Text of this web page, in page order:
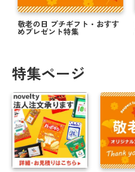
【購入者全員対象】父の
まだ間に合う！≪5/14≫母
思い出をカタチに☆彡卒業
ルギフト
＼ 注文期日間近 ／ バレ
品！！
オリジナルギフトでバレ
敬老の日 プチギフト・おすす
めプレゼント特集
特集ページ